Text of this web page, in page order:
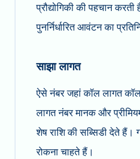
प्रौद्योगिकी की पहचान
पुनर्निर्धारित आवंटन का
साझा लागत
ऐसे नंबर जहां कॉल लागत
लागत नंबर मानक और
शेष राशि की सब्सिडी देते हैं।
रोकना चाहते हैं।